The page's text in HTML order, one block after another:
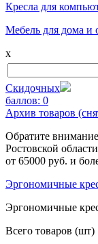
Кресла для
Мебель для дома и
x
Скидочных
баллов: 0
Архив товаров
Обратите
Ростовской
от 65000 руб. и
Эргономичные
Эргономичные
Всего товаров (шт)